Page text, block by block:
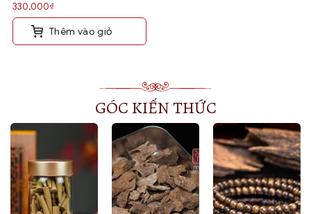
Được xếp
hạng55
330,000₫
Thêm vào giỏ
GÓC KIẾN THỨC